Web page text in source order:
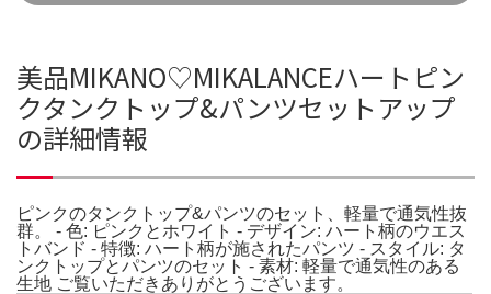
美品MIKANO♡MIKALANCEハートピン
クタンクトップ&パンツセットアップ
の詳細情報
ピンクのタンクトップ&パンツのセット、軽量で通気性抜
群。 - 色: ピンクとホワイト - デザイン: ハート柄のウエス
トバンド - 特徴: ハート柄が施されたパンツ - スタイル: タ
ンクトップとパンツのセット - 素材: 軽量で通気性のある
生地 ご覧いただきありがとうございます。